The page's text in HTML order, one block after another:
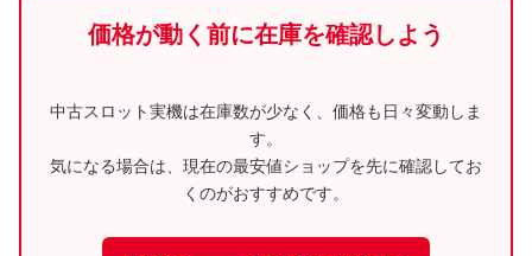
価格が動く前に在庫を確認しよう
中古スロット実機は在庫数が少なく、価格も日々変動しま
す。
気になる場合は、現在の最安値ショップを先に確認してお
くのがおすすめです。